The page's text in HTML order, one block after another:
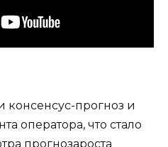
консенсус-прогноз и
оператора, что стало
прогнозароста